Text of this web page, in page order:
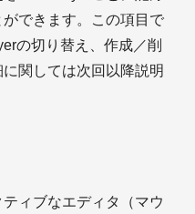
できます。この項目で
の切り替え、作成／削
関しては次回以降説明
ィブなエディタ（マウ